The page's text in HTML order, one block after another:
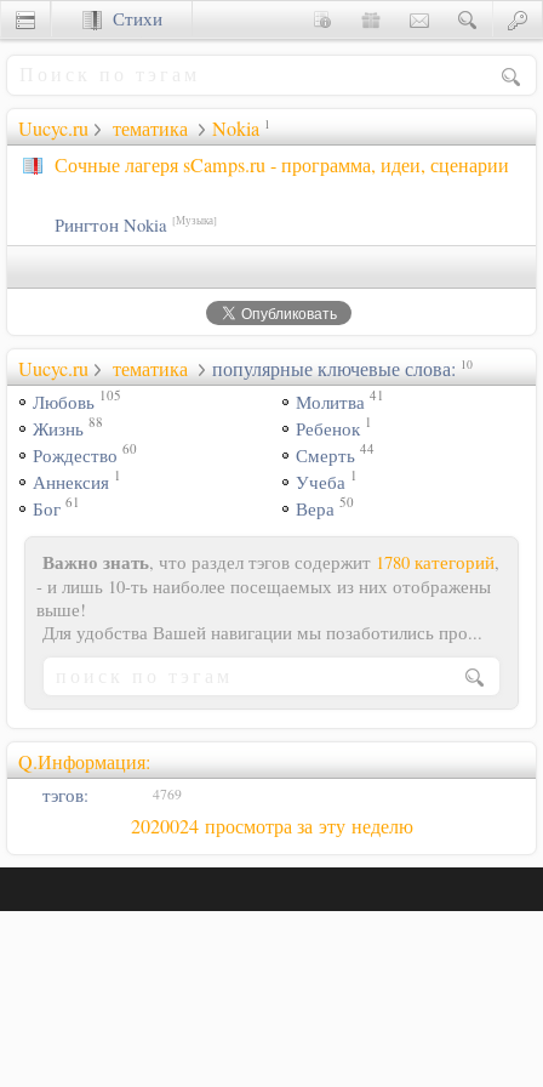
Uucyc.ru тематика Nokia 1
Сочные лагеря sCamps.ru - программа, идеи, сценарии
Рингтон Nokia [Музыка]
Uucyc.ru тематика популярные ключевые слова: 10
Любовь 105
Жизнь 88
Рождество 60
Аннексия 1
Бог 61
Молитва 41
Ребенок 1
Смерть 44
Учеба 1
Вера 50
Важно знать, что раздел тэгов содержит 1780 категорий,
- и лишь 10-ть наиболее посещаемых из них отображены
выше!
Для удобства Вашей навигации мы позаботились про...
Q.Информация:
тэгов: 4769
2020024 просмотра за эту неделю
Стихи